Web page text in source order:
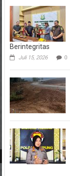
Berintegritas
Juli 15, 2026 0